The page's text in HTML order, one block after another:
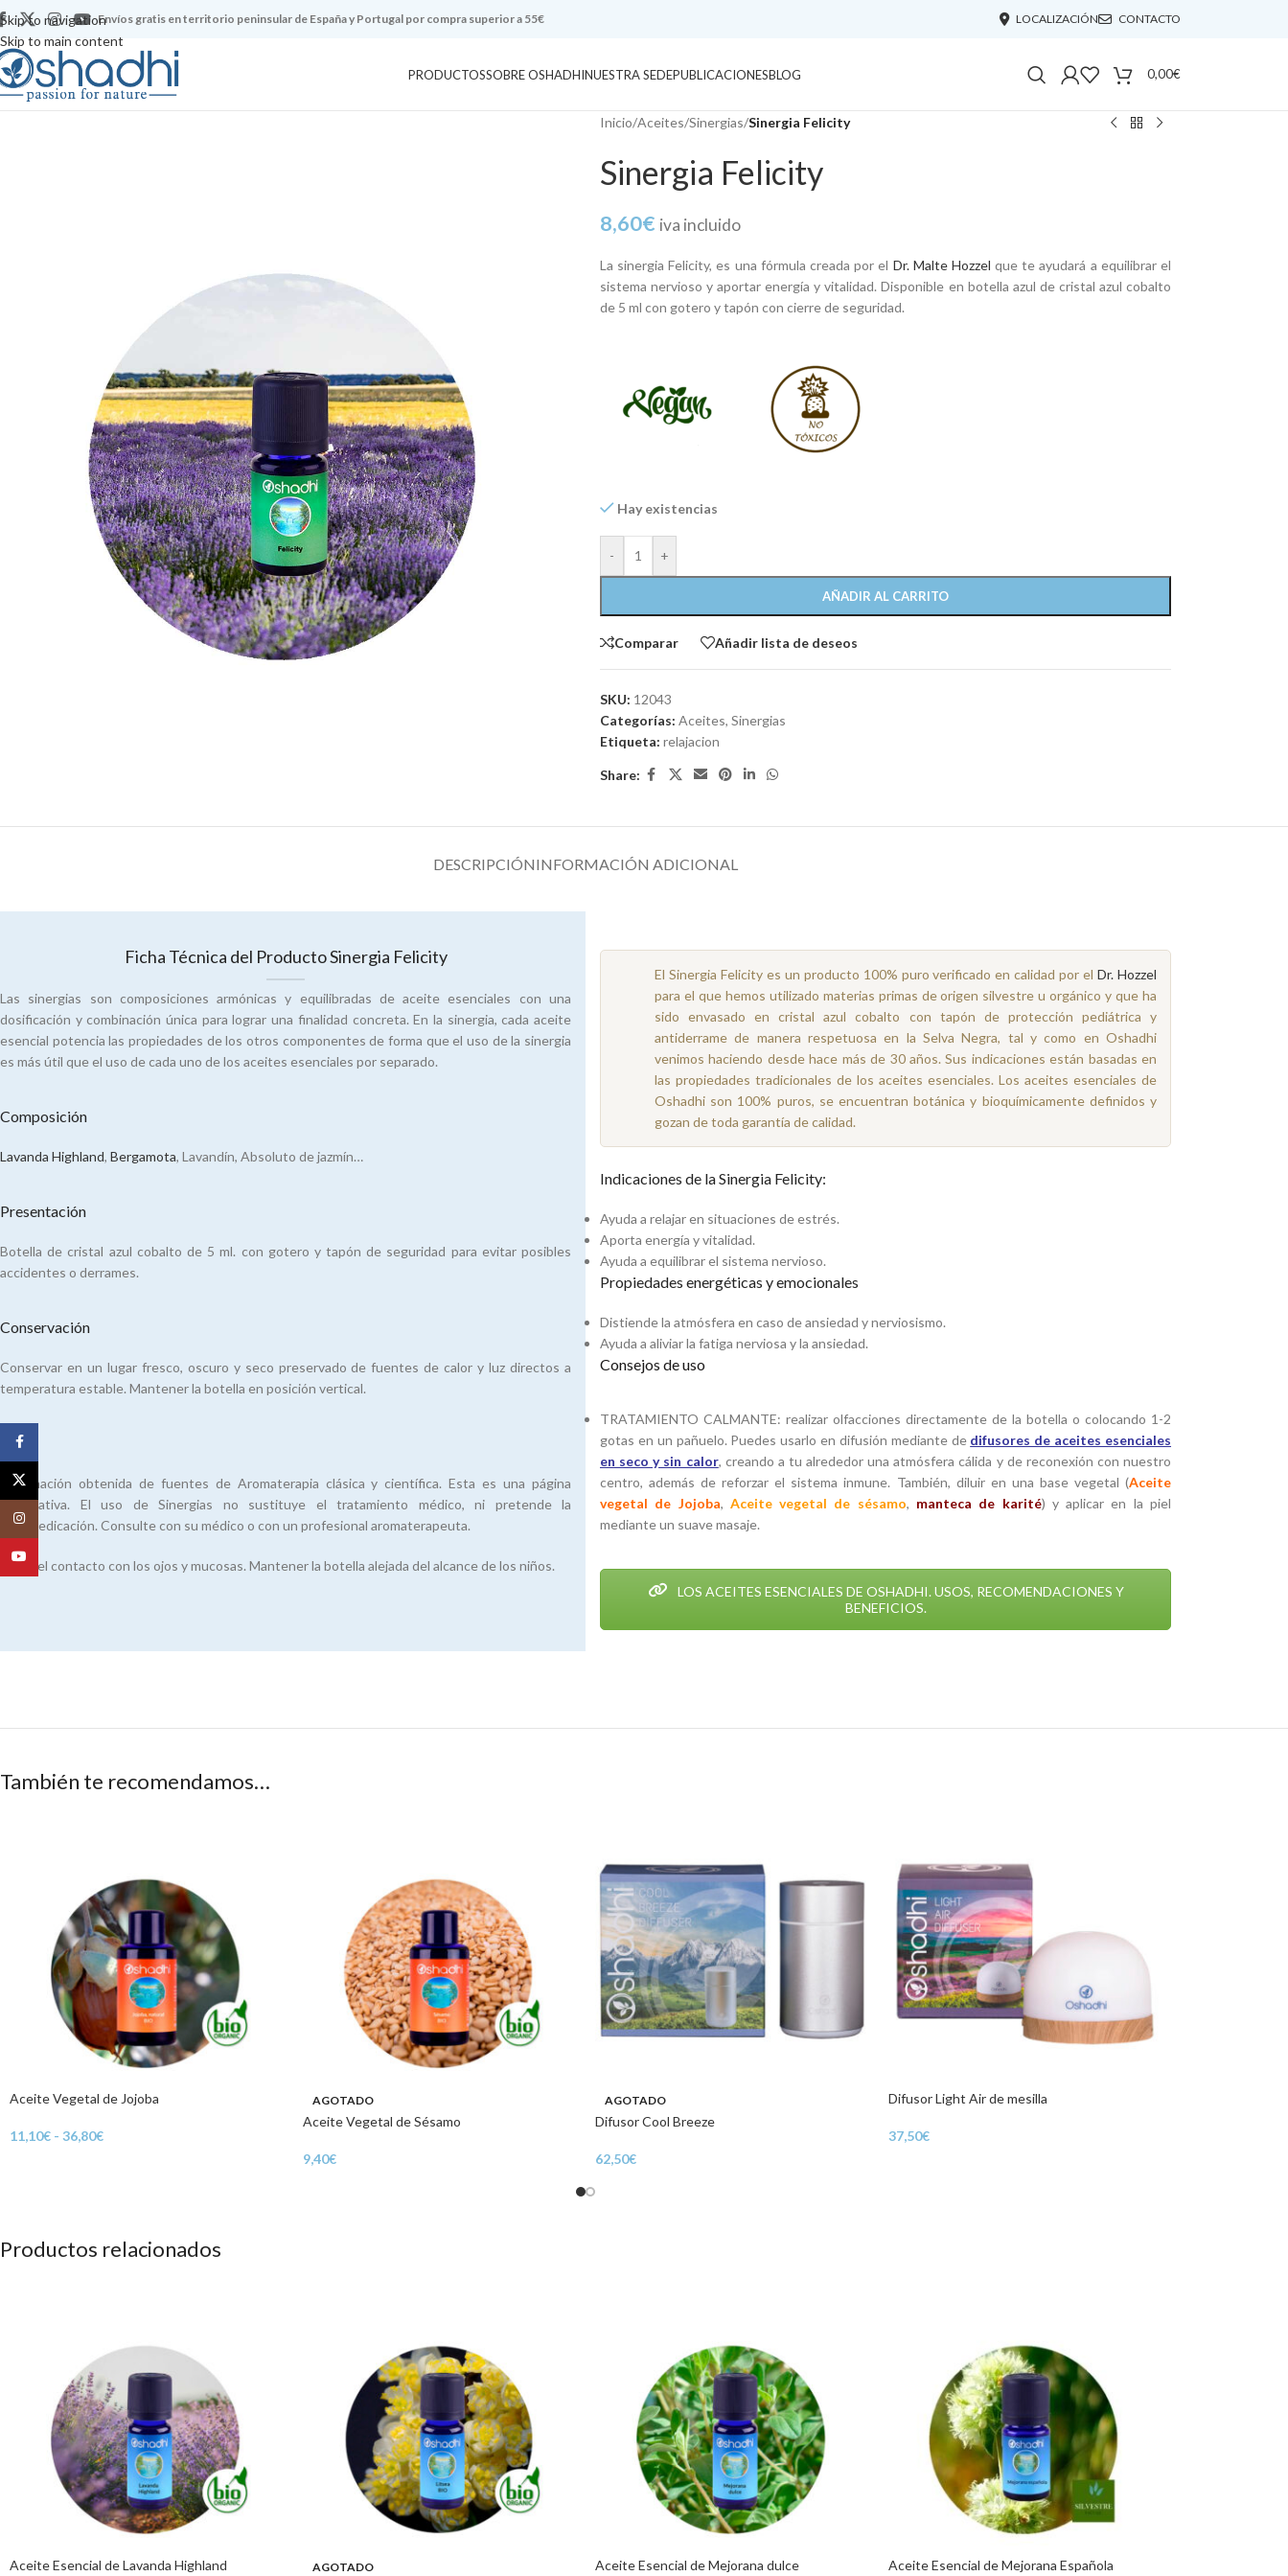
Skip to navigation
Skip to main content
Envíos gratis en territorio peninsular de España y Portugal por compra superior a 55€ LOCALIZACIÓN CONTACTO
PRODUCTOSSOBRE OSHADHINUESTRA SEDEPUBLICACIONESBLOG 0,00€
Inicio/Aceites/Sinergias/Sinergia Felicity
Sinergia Felicity
8,60€ iva incluido
La sinergia Felicity, es una fórmula creada por el Dr. Malte Hozzel que te ayudará a equilibrar el
sistema nervioso y aportar energía y vitalidad. Disponible en botella azul de cristal azul cobalto
de 5 ml con gotero y tapón con cierre de seguridad.
Hay existencias
- +
AÑADIR AL CARRITO
Comparar Añadir lista de deseos
SKU: 12043
Categorías: Aceites, Sinergias
Etiqueta: relajacion
Share:
DESCRIPCIÓNINFORMACIÓN ADICIONAL
Ficha Técnica del Producto Sinergia Felicity
Las sinergias son composiciones armónicas y equilibradas de aceite esenciales con una
dosificación y combinación única para lograr una finalidad concreta. En la sinergia, cada aceite
esencial potencia las propiedades de los otros componentes de forma que el uso de la sinergia
es más útil que el uso de cada uno de los aceites esenciales por separado.
Composición
Lavanda Highland, Bergamota, Lavandín, Absoluto de jazmín…
Presentación
Botella de cristal azul cobalto de 5 ml. con gotero y tapón de seguridad para evitar posibles
accidentes o derrames.
Conservación
Conservar en un lugar fresco, oscuro y seco preservado de fuentes de calor y luz directos a
temperatura estable. Mantener la botella en posición vertical.
Nota
Información obtenida de fuentes de Aromaterapia clásica y científica. Esta es una página
informativa. El uso de Sinergias no sustituye el tratamiento médico, ni pretende la
automedicación. Consulte con su médico o con un profesional aromaterapeuta.
Evitar el contacto con los ojos y mucosas. Mantener la botella alejada del alcance de los niños.
El Sinergia Felicity es un producto 100% puro verificado en calidad por elDr. Hozzel
para el que hemos utilizado materias primas de origen silvestre u orgánico y que ha
sido envasado en cristal azul cobalto con tapón de protección pediátrica y
antiderrame de manera respetuosa en la Selva Negra, tal y como en Oshadhi
venimos haciendo desde hace más de 30 años. Sus indicaciones están basadas en
las propiedades tradicionales de los aceites esenciales. Los aceites esenciales de
Oshadhi son 100% puros, se encuentran botánica y bioquímicamente definidos y
gozan de toda garantía de calidad.
Indicaciones de la Sinergia Felicity:
Ayuda a relajar en situaciones de estrés.
Aporta energía y vitalidad.
Ayuda a equilibrar el sistema nervioso.
Propiedades energéticas y emocionales
Distiende la atmósfera en caso de ansiedad y nerviosismo.
Ayuda a aliviar la fatiga nerviosa y la ansiedad.
Consejos de uso
TRATAMIENTO CALMANTE: realizar olfacciones directamente de la botella o colocando 1-2
gotas en un pañuelo. Puedes usarlo en difusión mediante de difusores de aceites esenciales
en seco y sin calor, creando a tu alrededor una atmósfera cálida y de reconexión con nuestro
centro, además de reforzar el sistema inmune. También, diluir en una base vegetal (Aceite
vegetal de Jojoba, Aceite vegetal de sésamo, manteca de karité) y aplicar en la piel
mediante un suave masaje.
LOS ACEITES ESENCIALES DE OSHADHI. USOS, RECOMENDACIONES Y
BENEFICIOS.
También te recomendamos…
Aceite Vegetal de Jojoba
11,10€ - 36,80€
AGOTADO
Aceite Vegetal de Sésamo
9,40€
AGOTADO
Difusor Cool Breeze
62,50€
Difusor Light Air de mesilla
37,50€
Productos relacionados
Aceite Esencial de Lavanda Highland AGOTADO Aceite Esencial de Mejorana dulce Aceite Esencial de Mejorana Española
X
Instagram